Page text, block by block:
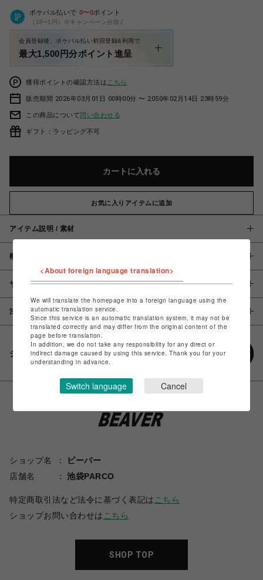
ポケパル払いで 0〜0ポイント
（1P=1円）※キャンペーン分除く
会員登録後、ポケパル払い初回登録&利用で
最大1,500円分ポイント進呈
獲得ポイントの確認方法は こちら
販売期間 2026年03月01日 00時00分 〜 2050年02月14日 23時59分
この商品について問い合わせる
ギフト：ラッピング不可
カートに入れる
お気に入りアイテムに追加
アイテム説明 / 素材
概要
サイズ
注意事項
シェアする
ショップ名
ビーバー
店舗名
池袋PARCO
特定商取引法など法令に基づく表記は こちら
ショップお問い合わせは こちら
SHOP TOP
<About foreign language translation>
We will translate the homepage into a foreign language using the
automatic translation service.
Since this service is an automatic translation system, it may not be
translated correctly and may differ from the original content of the
page before translation.
In addition, we do not take any responsibility for any direct or
indirect damage caused by using this service. Thank you for your
understanding in advance.
Switch language Cancel